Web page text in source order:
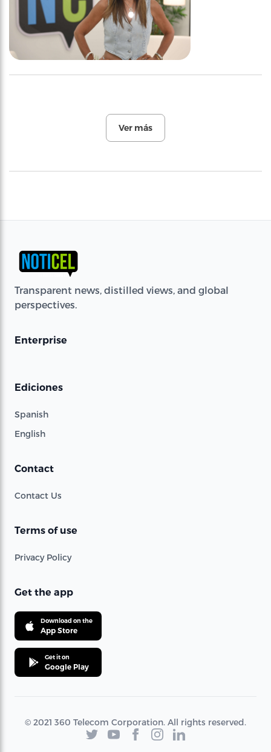
Ver más
Transparent news, distilled views, and global
perspectives.
Enterprise
Ediciones
Spanish
English
Contact
Contact Us
Terms of use
Privacy Policy
Get the app
Download on the
App Store
Get it on
Google Play
© 2021 360 Telecom Corporation. All rights reserved.